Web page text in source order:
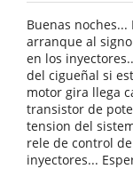
Buenas
arranque al
en los
del cigueñal si
motor gira llega
transistor de
tension del
rele de control
inyectores...